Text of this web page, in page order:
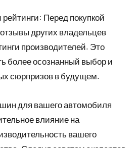
Перед покупкой
других владельцев
производителей. Это
более осознанный выбор и
сюрпризов в будущем.
для вашего автомобиля
влияние на
вашего